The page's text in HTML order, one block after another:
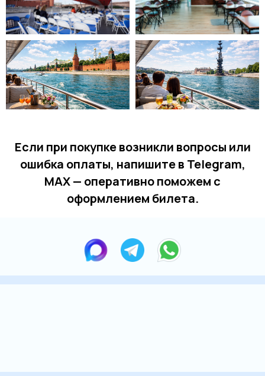
Если при покупке возникли вопросы или
ошибка оплаты, напишите в Telegram,
MAX — оперативно поможем с
оформлением билета.